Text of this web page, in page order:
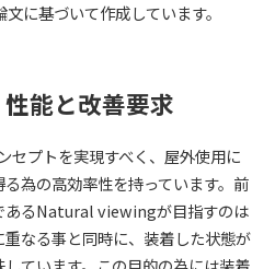
に基づいて作成しています。
能と改善要求
セプトを実現すべく、屋外使用に
為の高効率性を持っています。前
あるNatural viewingが目指すのは
なる事と同時に、装着した状態が